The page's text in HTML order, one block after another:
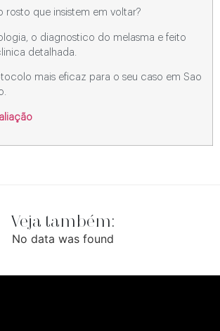
rosto que insistem em voltar?
o diagnostico do melasma e feito
detalhada.
mais eficaz para o seu caso em Sao
Veja também:
No data was found